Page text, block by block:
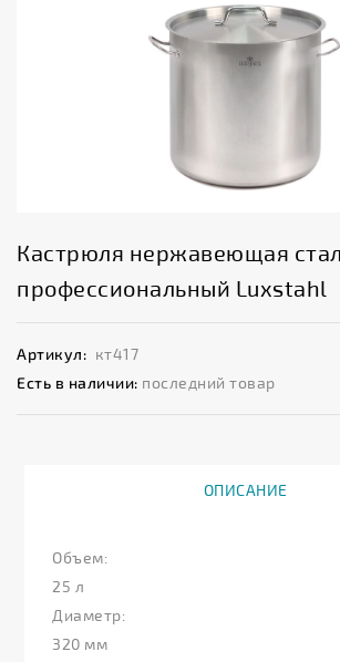
Кастрюля нержавеющая
профессиональный Luxstahl
Артикул: кт417
Есть в наличии: последний товар
ОПИСАНИЕ
Объем:
25 л
Диаметр:
320 мм